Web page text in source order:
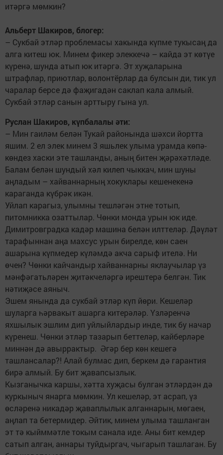
итәргә мөмкин?
Альберт Шакиров, блогер:
– Сукбай этләр проблемасы хакында күпме тукысаң да
алга китеш юк. Минем фикер элеккечә – кайда эт көтүе
күренә, шунда атып юк итәргә. Эт хуҗаларына
штрафлар, приютлар, волонтёрлар да булсын ди, тик ул
чаралар берсе дә фаҗигадән саклап кала алмый.
Сукбай этләр санын арттыру гына ул.
Руслан Шакиров, күпбалалы әти:
– Мин гаиләм белән Тукай районында шәхси йортта
яшим. 2 ел элек минем 3 яшьлек улыма урамда көпә-
көндез хаски эте ташланды, аның битен җәрәхәтләде.
Балам белән шундый хәл килеп чыккач, мин шуны
аңладым – хайваннарның хокуклары кешенекенә
караганда күбрәк икән.
Уйлап карагыз, улымны тешләгән этне тотып,
питомникка озаттылар. Чөнки монда урын юк иде.
Димитровградка кадәр машина белән илттеләр. Дәүләт
тарафыннан аңа махсус урын бирелде, көн саен
ашарына күпмедер күләмдә акча сарыф ителә. Ни
өчен? Чөнки кайчандыр хайваннарны яклаучылар үз
мәнфәгатьләрен җитәкчеләргә ирештерә белгән. Тик
нәтиҗәсе аяныч.
Эшем янында да сукбай этләр күп йөри. Кешеләр
шуларга һәрвакыт ашарга китерәләр. Үзләренчә
яхшылык эшлим дип уйлыйлардыр инде, тик бу начар
күренеш. Чөнки этләр тазарып беттеләр, кайберләре
миннән дә авыррактыр. Әгәр бер көн кешегә
ташлансалар?! Алай булмас дип, беркем дә гарантия
бирә алмый. Бу бит җавапсызлык.
Кызганычка каршы, хәтта хуҗасы булган этләрдән дә
куркыныч янарга мөмкин. Ул кешеләр, эт асрап, үз
өсләренә никадәр җаваплылык алганнарын, мөгаен,
аңлап та бетермидер. Әйтик, минем улыма ташланган
эт тә кыйммәтле токым санала иде. Аны бит кемдер
сатып алган, аннары туйдыргач, чыгарып ташлаган. Бу